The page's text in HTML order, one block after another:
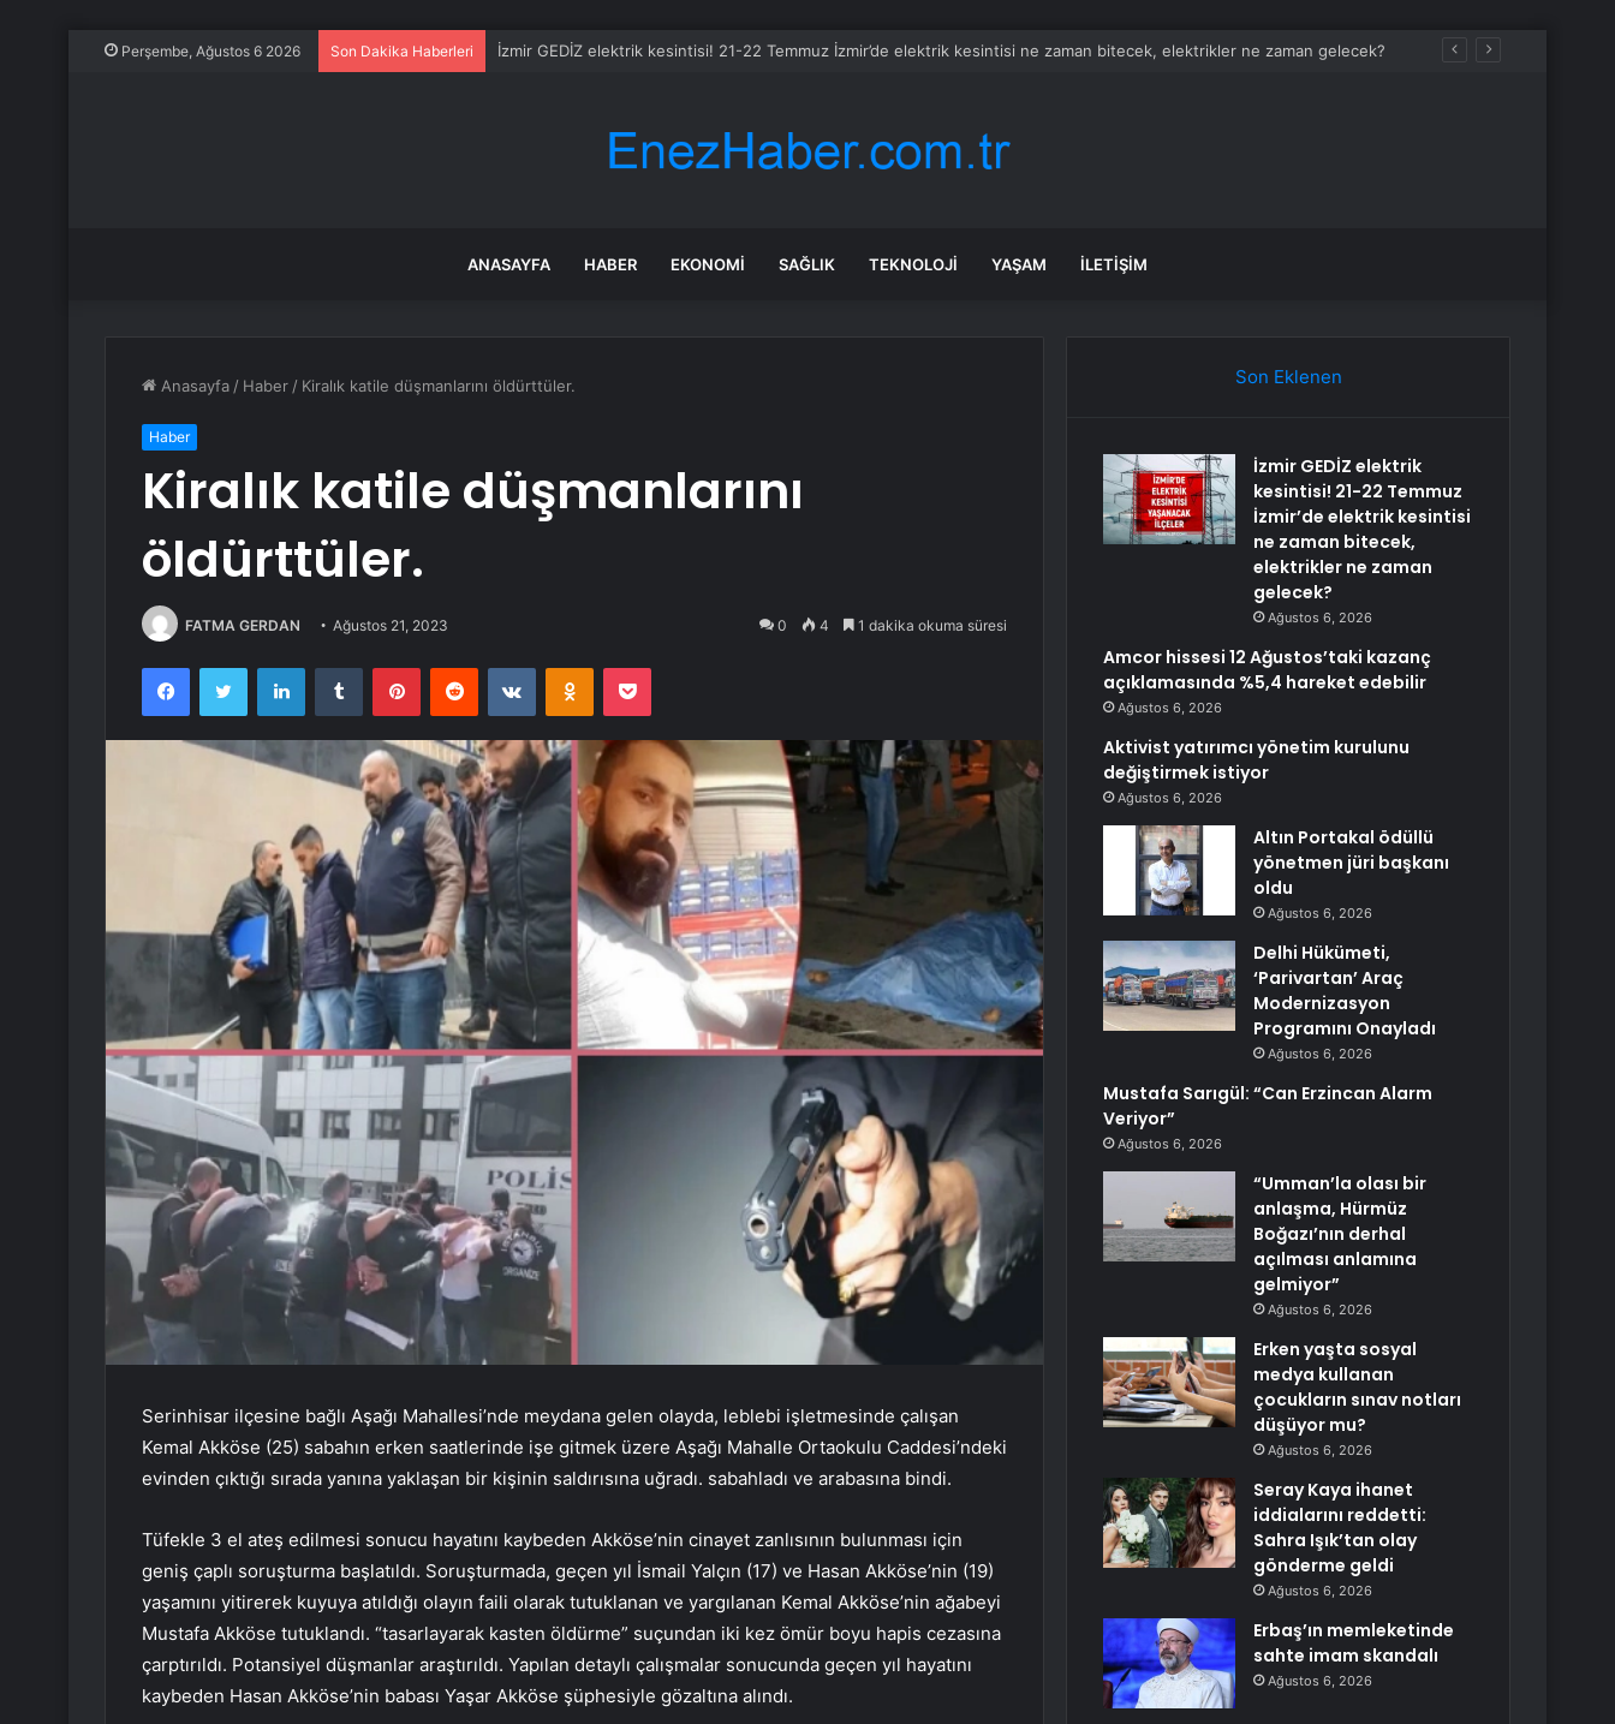
Perşembe, Ağustos 6 2026 Son Dakika Haberleri İzmir GEDİZ elektrik kesintisi! 21-22 Temmuz İzmir’de elektrik kesintisi ne zaman bitecek, elektrikler ne zaman gelecek?
ANASAYFA HABER EKONOMI SAĞLIK TEKNOLOJI YAŞAM İLETIŞIM
Anasayfa / Haber / Kiralık katile düşmanlarını öldürttüler.
Haber
Kiralık katile düşmanlarını
öldürttüler.
FATMA GERDAN Ağustos 21, 2023 0 4 1 dakika okuma süresi
FacebookTwitter LinkedInTumblr PinterestReddit VKontakteOdnoklassniki
Pocket
Serinhisar ilçesine bağlı Aşağı Mahallesi’nde meydana gelen olayda, leblebi işletmesinde çalışan
Kemal Akköse (25) sabahın erken saatlerinde işe gitmek üzere Aşağı Mahalle Ortaokulu Caddesi’ndeki
evinden çıktığı sırada yanına yaklaşan bir kişinin saldırısına uğradı. sabahladı ve arabasına bindi.
Tüfekle 3 el ateş edilmesi sonucu hayatını kaybeden Akköse’nin cinayet zanlısının bulunması için
geniş çaplı soruşturma başlatıldı. Soruşturmada, geçen yıl İsmail Yalçın (17) ve Hasan Akköse’nin (19)
yaşamını yitirerek kuyuya atıldığı olayın faili olarak tutuklanan ve yargılanan Kemal Akköse’nin ağabeyi
Mustafa Akköse tutuklandı. “tasarlayarak kasten öldürme” suçundan iki kez ömür boyu hapis cezasına
çarptırıldı. Potansiyel düşmanlar araştırıldı. Yapılan detaylı çalışmalar sonucunda geçen yıl hayatını
kaybeden Hasan Akköse’nin babası Yaşar Akköse şüphesiyle gözaltına alındı.
Son Eklenen
İzmir GEDİZ elektrik
kesintisi! 21-22 Temmuz
İzmir’de elektrik kesintisi
ne zaman bitecek,
elektrikler ne zaman
gelecek?
Ağustos 6, 2026
Amcor hissesi 12 Ağustos’taki kazanç
açıklamasında %5,4 hareket edebilir
Ağustos 6, 2026
Aktivist yatırımcı yönetim kurulunu
değiştirmek istiyor
Ağustos 6, 2026
Altın Portakal ödüllü
yönetmen jüri başkanı
oldu
Ağustos 6, 2026
Delhi Hükümeti,
‘Parivartan’ Araç
Modernizasyon
Programını Onayladı
Ağustos 6, 2026
Mustafa Sarıgül: “Can Erzincan Alarm
Veriyor”
Ağustos 6, 2026
“Umman’la olası bir
anlaşma, Hürmüz
Boğazı’nın derhal
açılması anlamına
gelmiyor”
Ağustos 6, 2026
Erken yaşta sosyal
medya kullanan
çocukların sınav notları
düşüyor mu?
Ağustos 6, 2026
Seray Kaya ihanet
iddialarını reddetti:
Sahra Işık’tan olay
gönderme geldi
Ağustos 6, 2026
Erbaş’ın memleketinde
sahte imam skandalı
Ağustos 6, 2026